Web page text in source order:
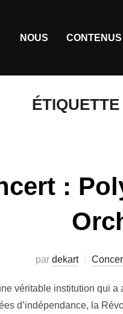
NOUS CONTENUS
ÉTIQUETTE
:
par dekart
véritable institution qui
d’indépendance, la